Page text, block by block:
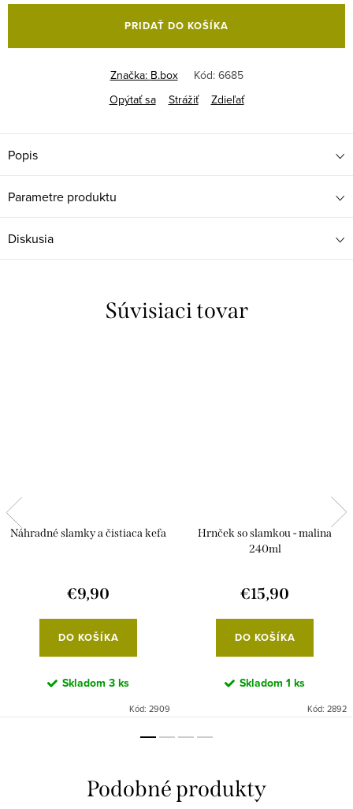
cena:
PRIDAŤ DO KOŠÍKA
Značka: B.box Kód: 6685
Opýtať sa
Strážiť Zdieľať
Popis
Parametre produktu
Diskusia
Súvisiaci tovar
Náhradné slamky a čistiaca kefa
€9,90
DO KOŠÍKA
Skladom 3 ks
Kód: 2909
Hrnček so slamkou - malina
240ml
€15,90
DO KOŠÍKA
Skladom 1 ks
Kód: 2892